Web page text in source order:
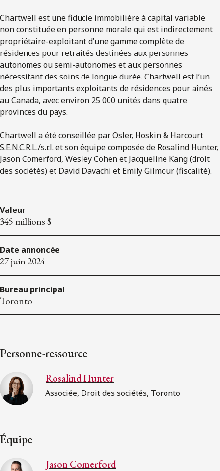
Chartwell est une fiducie immobilière à capital variable
non constituée en personne morale qui est indirectement
propriétaire-exploitant d’une gamme complète de
résidences pour retraités destinées aux personnes
autonomes ou semi-autonomes et aux personnes
nécessitant des soins de longue durée. Chartwell est l’un
des plus importants exploitants de résidences pour aînés
au Canada, avec environ 25 000 unités dans quatre
provinces du pays.
Chartwell a été conseillée par Osler, Hoskin & Harcourt
S.E.N.C.R.L./s.r.l. et son équipe composée de Rosalind Hunter,
Jason Comerford, Wesley Cohen et Jacqueline Kang (droit
des sociétés) et David Davachi et Emily Gilmour (fiscalité).
Valeur
345 millions $
Date annoncée
27 juin 2024
Bureau principal
Toronto
Personne-ressource
Rosalind Hunter
Associée, Droit des sociétés, Toronto
Équipe
Jason Comerford